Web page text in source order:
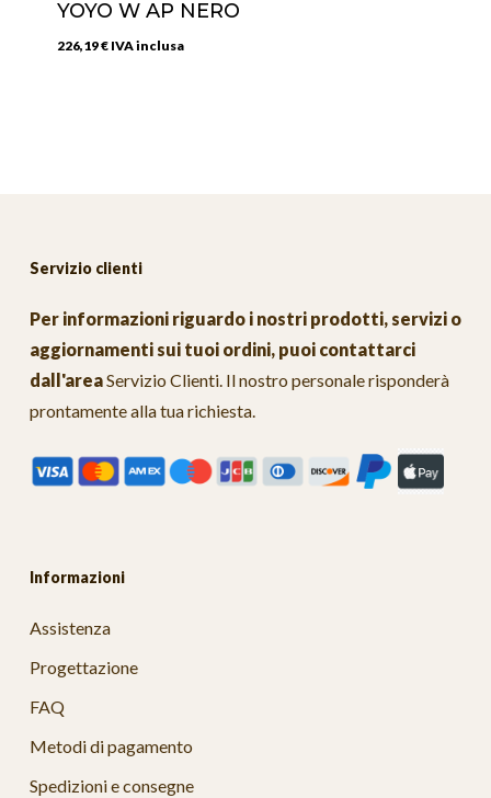
YOYO W AP NERO
226,19€ IVA inclusa
Servizio clienti
Per informazioni riguardo i nostri prodotti, servizi o
aggiornamenti sui tuoi ordini, puoi contattarci
dall'areaServizio Clienti. Il nostro personale risponderà
prontamente alla tua richiesta.
Informazioni
Assistenza
Progettazione
FAQ
Metodi di pagamento
Spedizioni e consegne